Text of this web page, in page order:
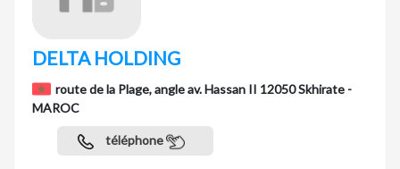
DELTA HOLDING
route de la Plage, angle av. Hassan II 12050 Skhirate -
MAROC
téléphone